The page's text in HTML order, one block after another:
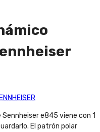
e845 viene con 1
El patrón polar